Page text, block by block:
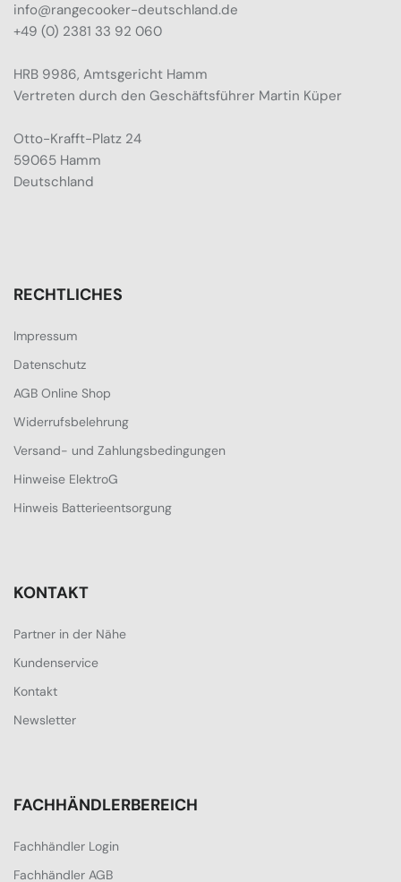
info@rangecooker-deutschland.de
+49 (0) 2381 33 92 060
HRB 9986, Amtsgericht Hamm
Vertreten durch den Geschäftsführer Martin Küper
Otto-Krafft-Platz 24
59065 Hamm
Deutschland
RECHTLICHES
Impressum
Datenschutz
AGB Online Shop
Widerrufsbelehrung
Versand- und Zahlungsbedingungen
Hinweise ElektroG
Hinweis Batterieentsorgung
KONTAKT
Partner in der Nähe
Kundenservice
Kontakt
Newsletter
FACHHÄNDLERBEREICH
Fachhändler Login
Fachhändler AGB